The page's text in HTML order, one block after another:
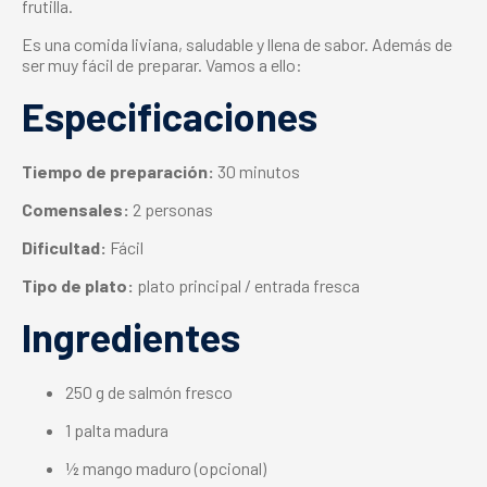
frutilla.
Es una comida liviana, saludable y llena de sabor. Además de
ser muy fácil de preparar. Vamos a ello:
Especificaciones
Tiempo de preparación: 30 minutos
Comensales: 2 personas
Dificultad: Fácil
Tipo de plato: plato principal / entrada fresca
Ingredientes
250 g de salmón fresco
1 palta madura
½ mango maduro (opcional)